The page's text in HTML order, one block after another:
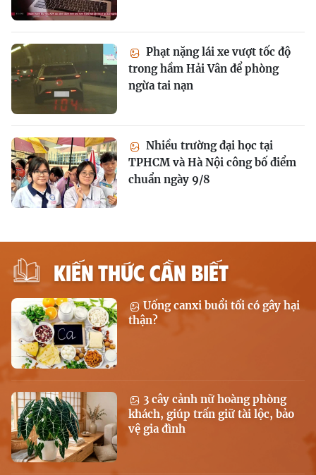
Phạt nặng lái xe vượt tốc độ
trong hầm Hải Vân để phòng
ngừa tai nạn
Nhiều trường đại học tại
TPHCM và Hà Nội công bố điểm
chuẩn ngày 9/8
KIẾN THỨC CẦN BIẾT
Uống canxi buổi tối có gây hại
thận?
3 cây cảnh nữ hoàng phòng
khách, giúp trấn giữ tài lộc, bảo
vệ gia đình